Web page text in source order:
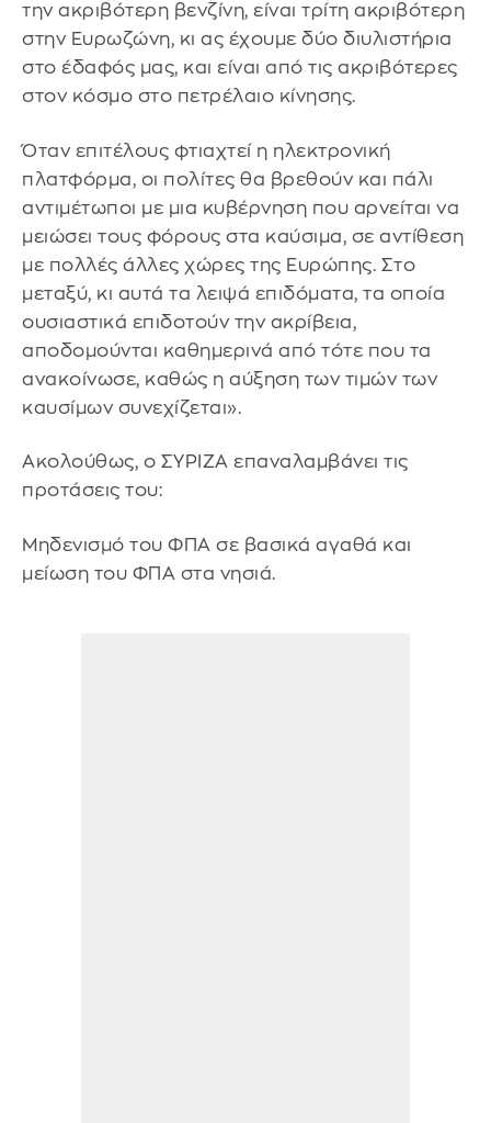
την ακριβότερη βενζίνη, είναι τρίτη ακριβότερη
στην Ευρωζώνη, κι ας έχουμε δύο διυλιστήρια
στο έδαφός μας, και είναι από τις ακριβότερες
στον κόσμο στο πετρέλαιο κίνησης.
Όταν επιτέλους φτιαχτεί η ηλεκτρονική
πλατφόρμα, οι πολίτες θα βρεθούν και πάλι
αντιμέτωποι με μια κυβέρνηση που αρνείται να
μειώσει τους φόρους στα καύσιμα, σε αντίθεση
με πολλές άλλες χώρες της Ευρώπης. Στο
μεταξύ, κι αυτά τα λειψά επιδόματα, τα οποία
ουσιαστικά επιδοτούν την ακρίβεια,
αποδομούνται καθημερινά από τότε που τα
ανακοίνωσε, καθώς η αύξηση των τιμών των
καυσίμων συνεχίζεται».
Ακολούθως, o ΣΥΡΙΖΑ επαναλαμβάνει τις
προτάσεις του:
Μηδενισμό του ΦΠΑ σε βασικά αγαθά και
μείωση του ΦΠΑ στα νησιά.